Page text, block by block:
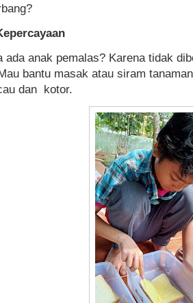
ada anak pemalas? Karena tidak
bantu masak atau siram
dan kotor.